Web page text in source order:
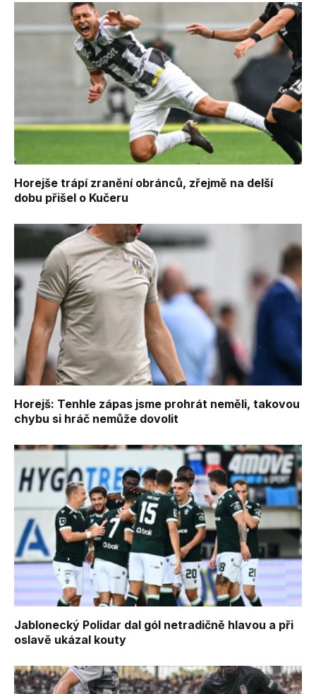
Horejše trápí zranění obránců, zřejmě na delší
dobu přišel o Kučeru
Horejš: Tenhle zápas jsme prohrát neměli, takovou
chybu si hráč nemůže dovolit
Jablonecký Polidar dal gól netradičně hlavou a při
oslavě ukázal kouty